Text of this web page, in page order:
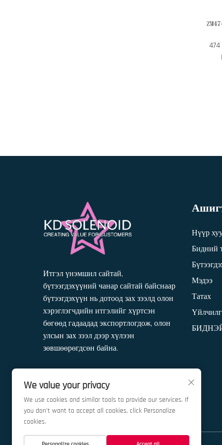
Итгэл үнэмшил сайтай,
бүтээгдэхүүний чанар сайтай байснаар
бүтээгдэхүүн нь дотоод зах зээлд олон
хэрэглэгчдийн итгэлийг хүртсэн
бөгөөд гадаадад экспортлогдож, олон
улсын зах зээл дээр хүлээн
зөвшөөрөгдсөн байна.
Нүүр
Бидний
Мэдээ
Татах
We value your privacy
We use cookies and similar tools to provide our services. If
you don't want to accept all cookies, click Personalize
cookies.